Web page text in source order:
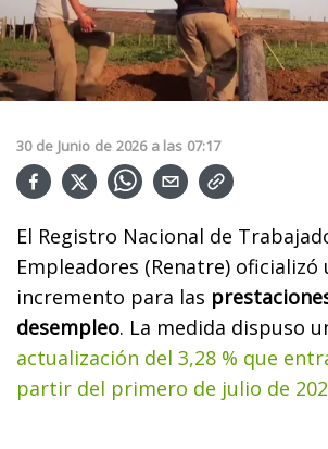
30 de Junio de 2026 a las 07:17
El Registro Nacional de
Empleadores (Renatre) oficializó
incremento para las
desempleo. La medida dispuso
actualización del 3,28 % que
partir del primero de julio de